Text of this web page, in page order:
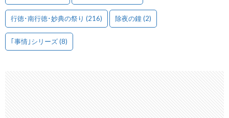
行徳･南行徳･妙典の祭り (216) 除夜の鐘(2)
｢事情｣シリーズ(8)